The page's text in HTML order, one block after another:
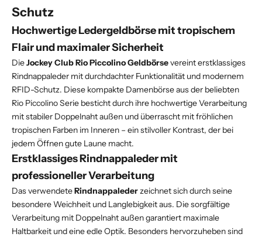
Schutz
Hochwertige Ledergeldbörse mit tropischem
Flair und maximaler Sicherheit
DieJockey Club Rio Piccolino Geldbörsevereint erstklassiges
Rindnappaleder mit durchdachter Funktionalität und modernem
RFID-Schutz. Diese kompakte Damenbörse aus der beliebten
Rio Piccolino Serie besticht durch ihre hochwertige Verarbeitung
mit stabiler Doppelnaht außen und überrascht mit fröhlichen
tropischen Farben im Inneren – ein stilvoller Kontrast, der bei
jedem Öffnen gute Laune macht.
Erstklassiges Rindnappaleder mit
professioneller Verarbeitung
Das verwendeteRindnappalederzeichnet sich durch seine
besondere Weichheit und Langlebigkeit aus. Die sorgfältige
Verarbeitung mit Doppelnaht außen garantiert maximale
Haltbarkeit und eine edle Optik. Besonders hervorzuheben sind